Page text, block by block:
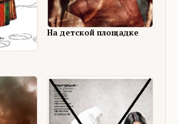
На детской площадке